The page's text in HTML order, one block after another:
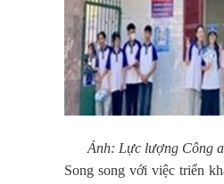
Ảnh: Lực lượng Công
Song song với việc triển